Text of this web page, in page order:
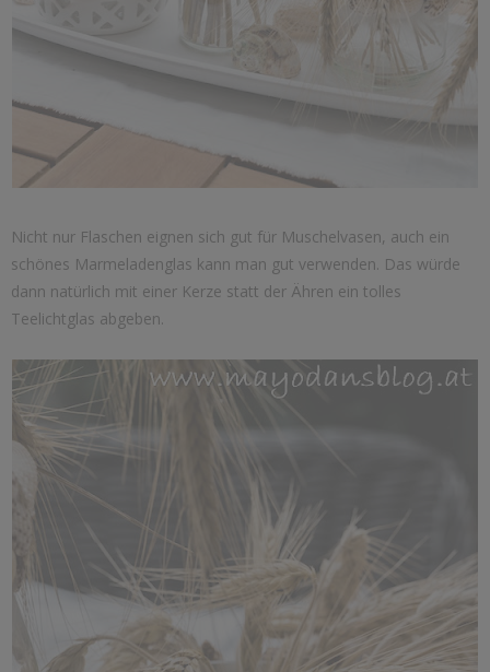
Nicht nur Flaschen eignen sich gut für Muschelvasen, auch ein
schönes Marmeladenglas kann man gut verwenden. Das würde
dann natürlich mit einer Kerze statt der Ähren ein tolles
Teelichtglas abgeben.